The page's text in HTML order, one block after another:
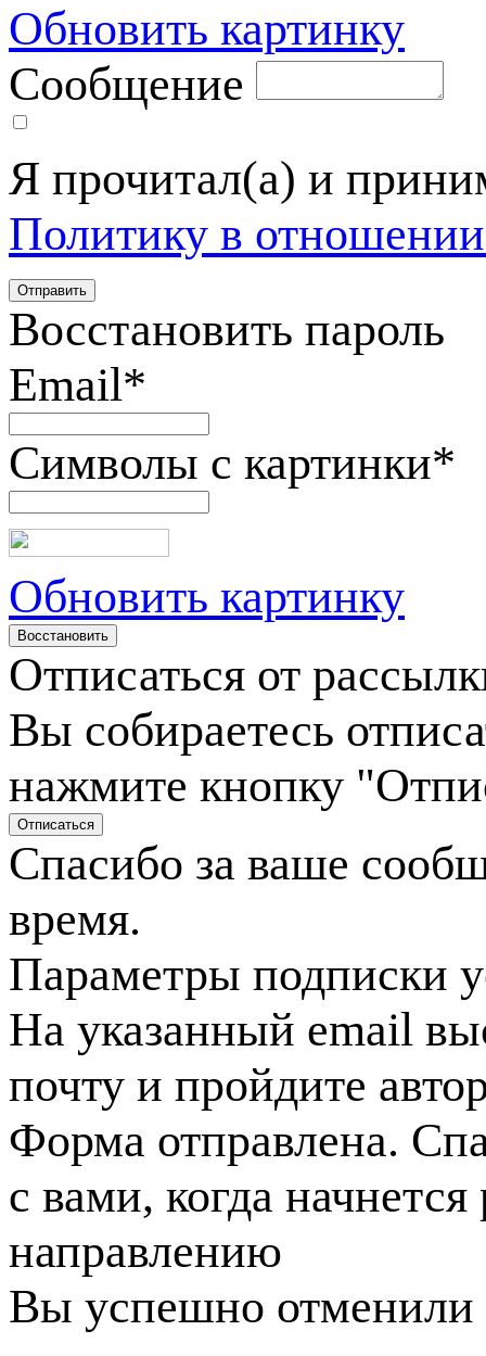
Обновить картинку
Сообщение
Я прочитал(а) и
Политику в
Восстановить пароль
Email*
Символы с картинки*
Обновить картинку
Отписаться от
Вы собираетесь
нажмите кнопку
Спасибо за ваше
время.
Параметры подписки
На указанный email
почту и пройдите
Форма отправлена.
с вами, когда
направлению
Вы успешно отменили